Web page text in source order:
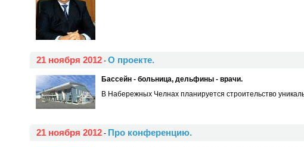
21 ноября 2012 - О проекте.
Бассейн - больница, дельфины - врачи.
В Набережных Челнах планируется строительство
21 ноября 2012 - Про конференцию.